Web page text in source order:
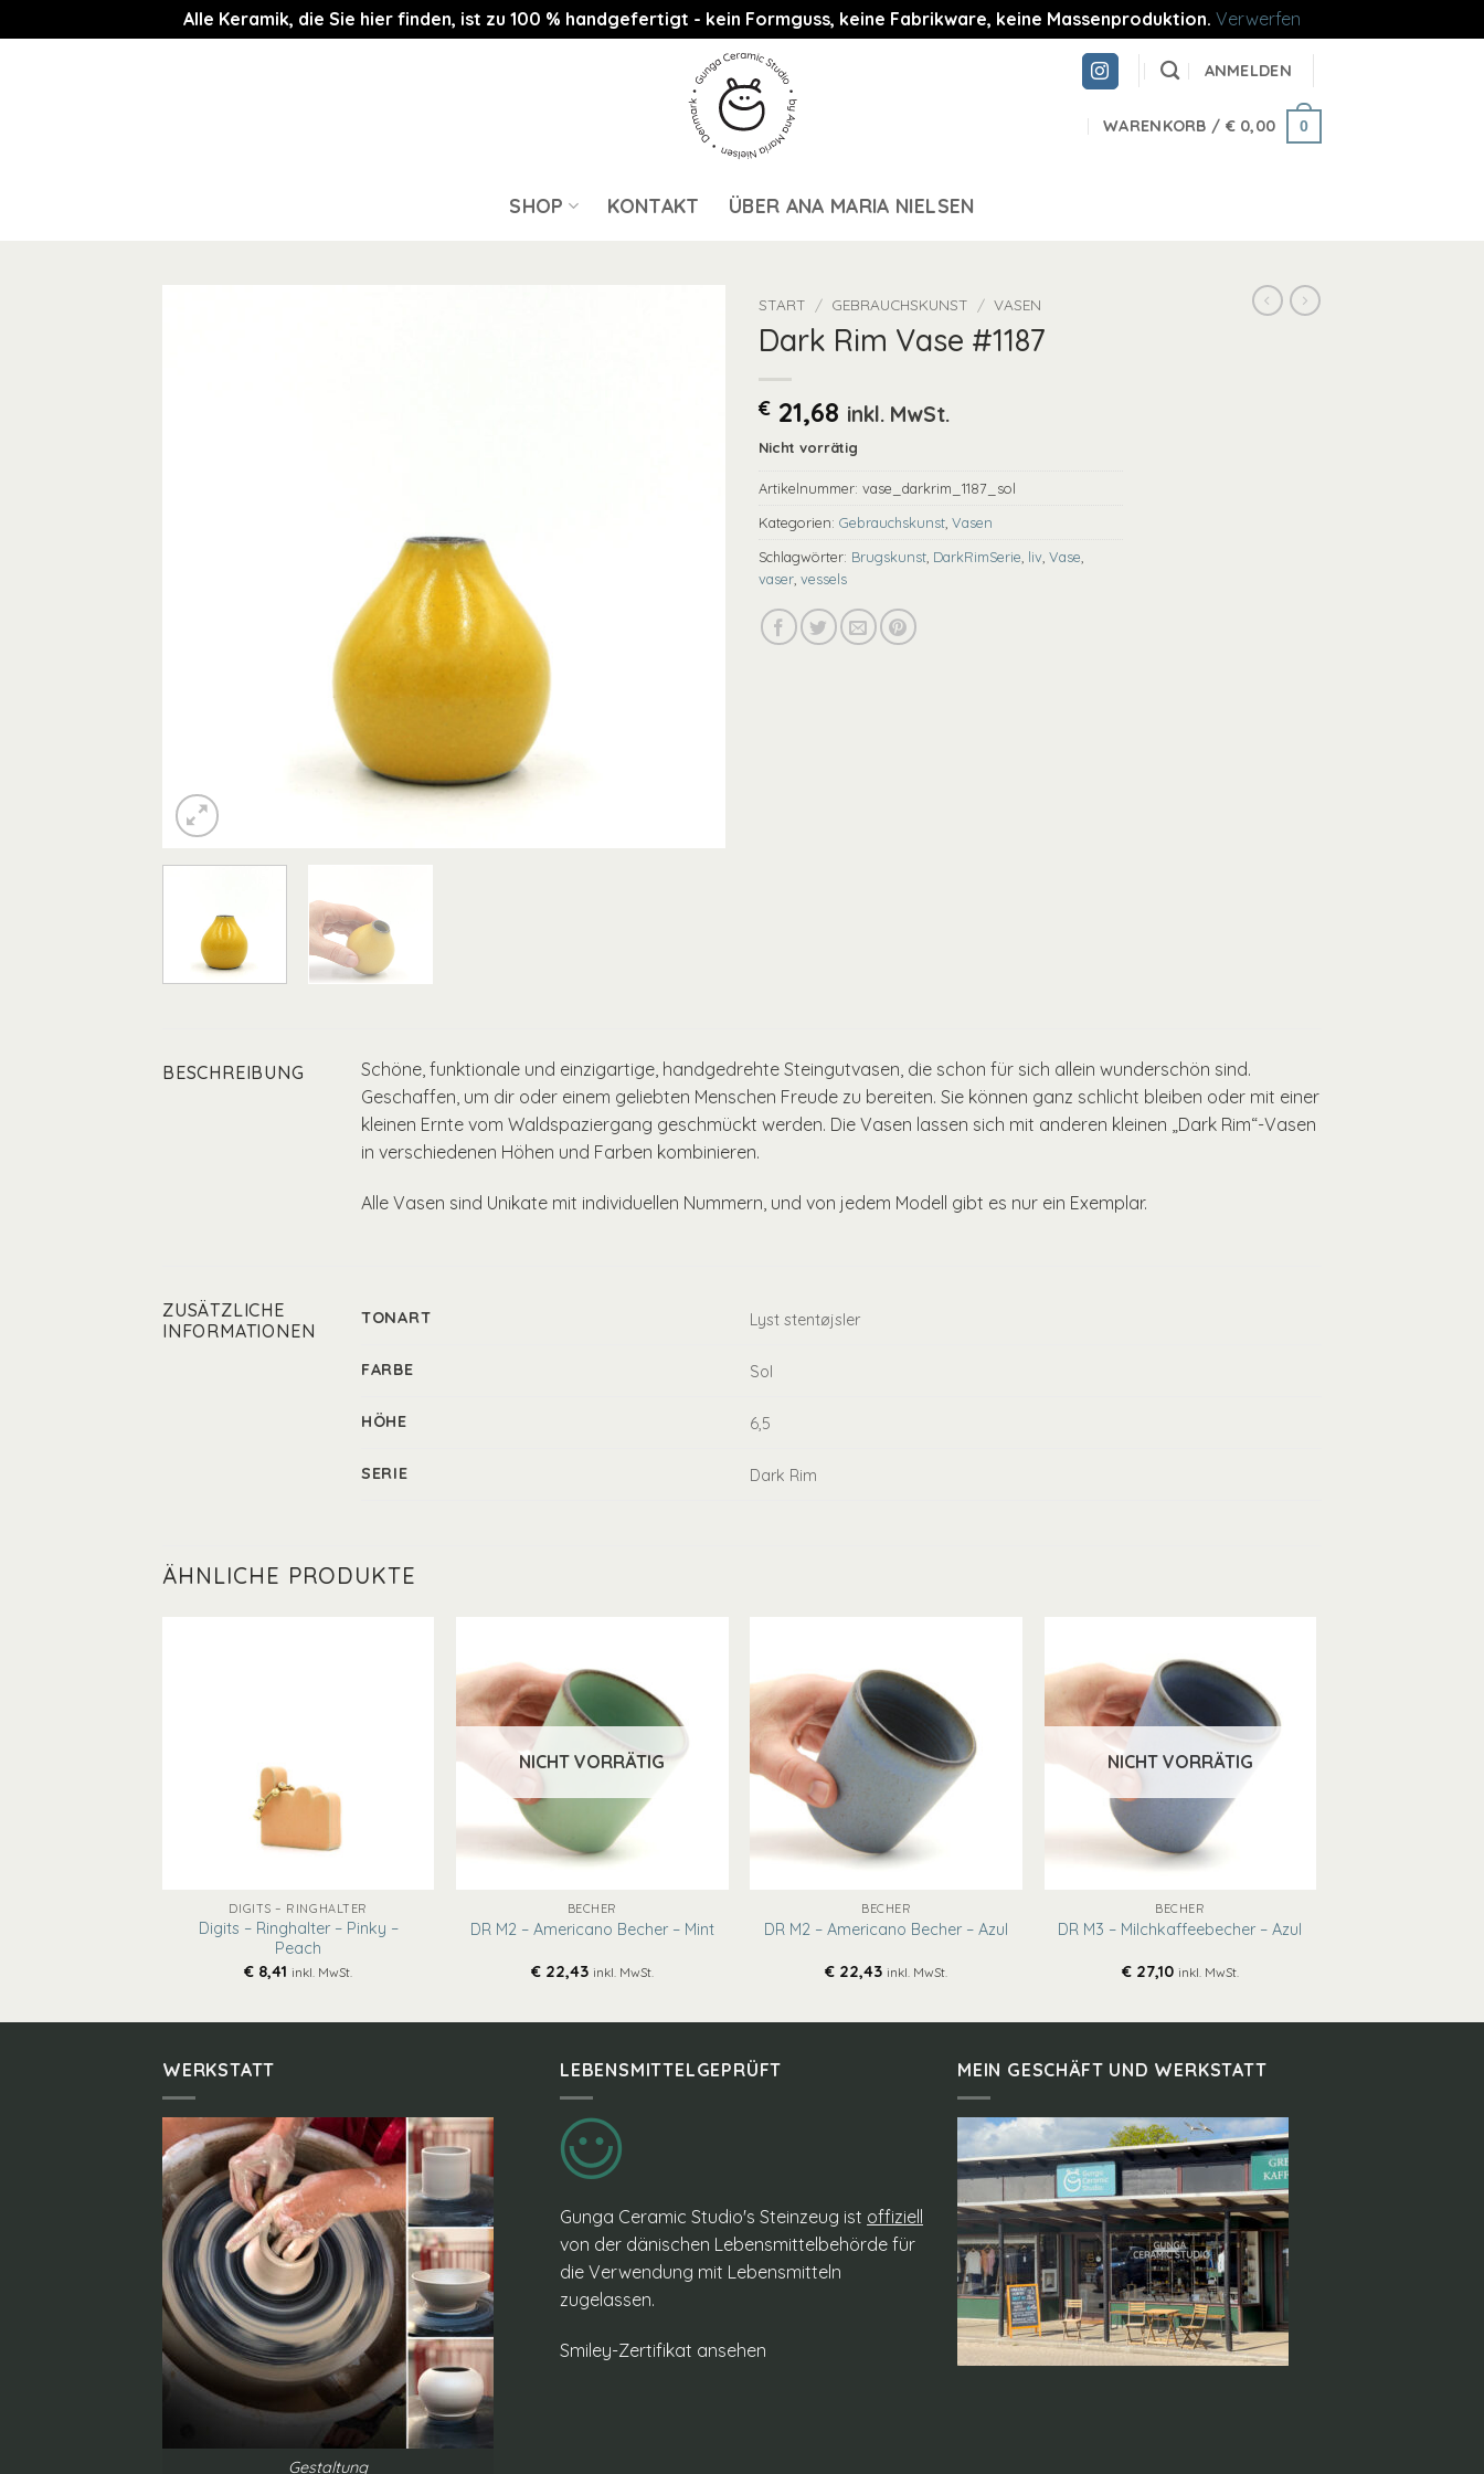
Alle Keramik, die Sie hier finden, ist zu 100 % handgefertigt - kein Formguss, keine Fabrikware, keine Massenproduktion. Verwerfen
ANMELDEN
WARENKORB / €0,00 0
SHOP KONTAKT ÜBER ANA MARIA NIELSEN
START / GEBRAUCHSKUNST / VASEN
Dark Rim Vase #1187
€ 21,68 inkl. MwSt.
Nicht vorrätig
Artikelnummer: vase_darkrim_1187_sol
Kategorien: Gebrauchskunst Vasen
Schlagwörter: Brugskunst DarkRimSerie liv Vase
vaser vessels
BESCHREIBUNG
Schöne, funktionale und einzigartige, handgedrehte Steingutvasen, die schon für sich allein wunderschön sind.
Geschaffen, um dir oder einem geliebten Menschen Freude zu bereiten. Sie können ganz schlicht bleiben oder mit einer
kleinen Ernte vom Waldspaziergang geschmückt werden. Die Vasen lassen sich mit anderen kleinen „Dark Rim“-Vasen
in verschiedenen Höhen und Farben kombinieren.
Alle Vasen sind Unikate mit individuellen Nummern, und von jedem Modell gibt es nur ein Exemplar.
ZUSÄTZLICHE
INFORMATIONEN
TONART Lyst stentøjsler
FARBE Sol
HÖHE 6,5
SERIE Dark Rim
ÄHNLICHE PRODUKTE
DIGITS – RINGHALTER
Digits – Ringhalter – Pinky –
Peach
€ 8,41 inkl. MwSt.
NICHT VORRÄTIG
BECHER
DR M2 – Americano Becher – Mint
€22,43 inkl. MwSt.
BECHER
DR M2 – Americano Becher – Azul
€ 22,43 inkl. MwSt.
NICHT VORRÄTIG
BECHER
DR M3 – Milchkaffeebecher – Azul
€27,10 inkl. MwSt.
WERKSTATT
Gestaltung
LEBENSMITTELGEPRÜFT
Gunga Ceramic Studio's Steinzeug ist offiziell
von der dänischen Lebensmittelbehörde für
die Verwendung mit Lebensmitteln
zugelassen.
Smiley-Zertifikat ansehen
MEIN GESCHÄFT UND WERKSTATT